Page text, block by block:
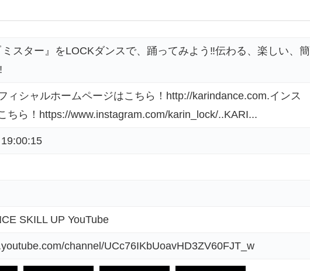
スター』をLOCKダンスで、踊ってみよう‼️伝わる、楽しい、簡
ィシャルホームページはこちら！http://karindance.com.インス
ちら！https://www.instagram.com/karin_lock/..KARI...
SKILL UP YouTube
channel/UCc76IKbUoavHD3ZV60FJT_w